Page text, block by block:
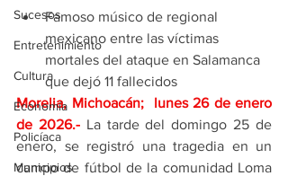
Sucesos
Entretenimiento
Cultura
Economía
Policíaca
Municipios
Famoso músico de regional
mexicano entre las víctimas
mortales del ataque en Salamanca
que dejó 11 fallecidos
Morelia, Michoacán;  lunes 26 de enero
de 2026.- La tarde del domingo 25 de
enero, se registró una tragedia en un
campo de fútbol de la comunidad Loma